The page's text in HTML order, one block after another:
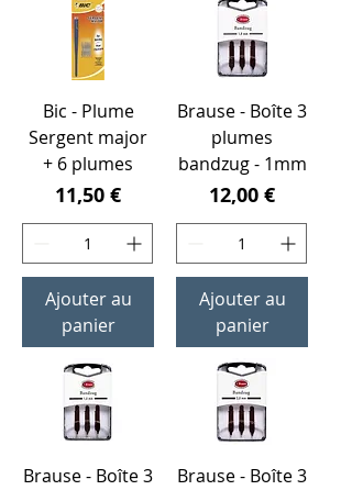
Bic - Plume
Sergent major
+ 6 plumes
Prix
11,50 €
Ajouter au
panier
Brause - Boîte 3
plumes
bandzug - 1mm
Prix
12,00 €
Ajouter au
panier
Brause - Boîte 3
Brause - Boîte 3